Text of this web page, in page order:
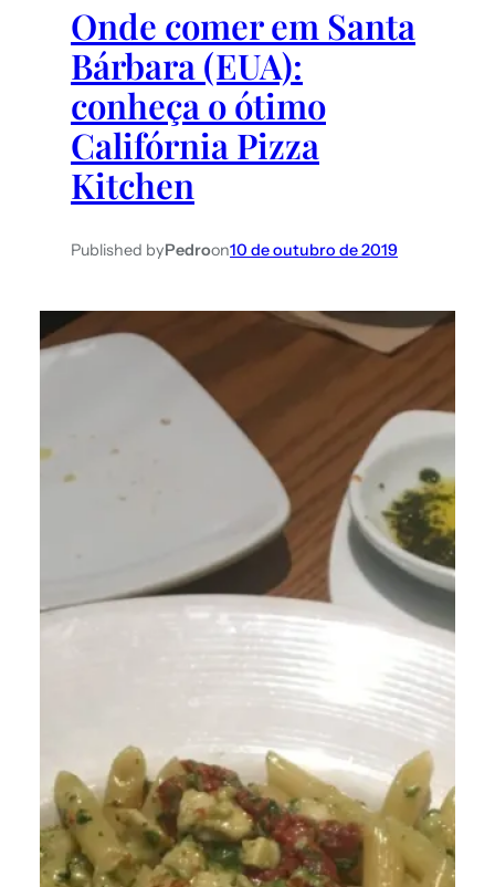
Onde comer em Santa
Bárbara (EUA):
conheça o ótimo
Califórnia Pizza
Kitchen
Published byPedroon10 de outubro de 2019